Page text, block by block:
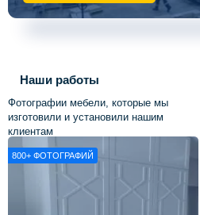
Наши работы
Фотографии мебели, которые мы
изготовили и установили нашим
клиентам
800+ ФОТОГРАФИЙ